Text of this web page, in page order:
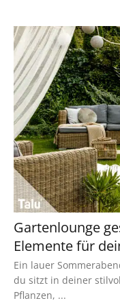
Gartenlounge
Elemente für
Ein lauer
du sitzt in deiner
Pflanzen, ...